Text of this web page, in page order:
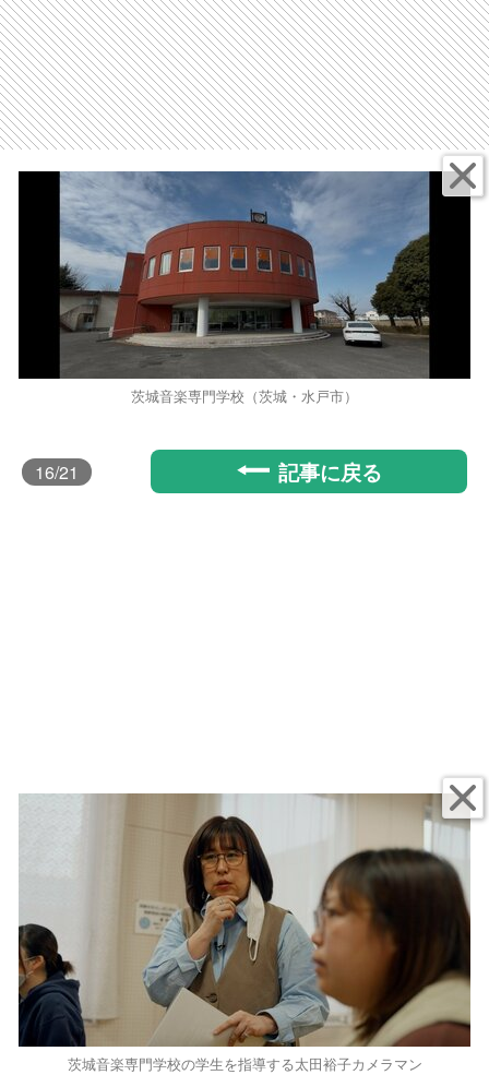
茨城音楽専門学校（茨城・水戸市）
16/21 記事に戻る
茨城音楽専門学校の学生を指導する太田裕子カメラマン